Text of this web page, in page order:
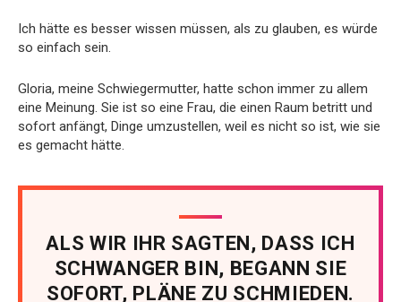
Ich hätte es besser wissen müssen, als zu glauben, es würde
so einfach sein.
Gloria, meine Schwiegermutter, hatte schon immer zu allem
eine Meinung. Sie ist so eine Frau, die einen Raum betritt und
sofort anfängt, Dinge umzustellen, weil es nicht so ist, wie sie
es gemacht hätte.
ALS WIR IHR SAGTEN, DASS ICH
SCHWANGER BIN, BEGANN SIE
SOFORT, PLÄNE ZU SCHMIEDEN.